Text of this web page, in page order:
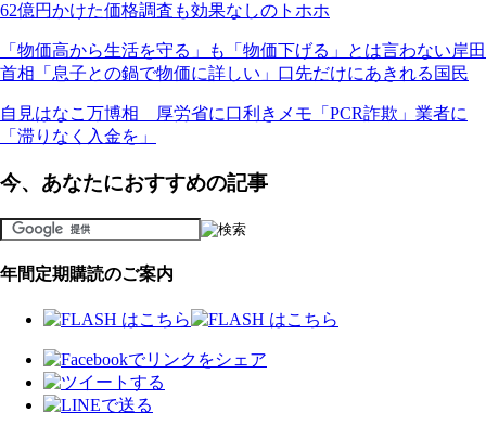
62億円かけた価格調査も効果なしのトホホ
「物価高から生活を守る」も「物価下げる」とは言わない岸田
首相「息子との鍋で物価に詳しい」口先だけにあきれる国民
自見はなこ万博相 厚労省に口利きメモ「PCR詐欺」業者に
「滞りなく入金を」
今、あなたにおすすめの記事
年間定期購読のご案内